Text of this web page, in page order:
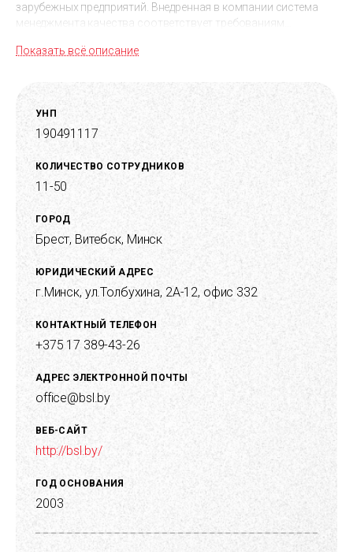
зарубежных предприятий. Внедренная в компании система
менеджмента качества соответствует требованиям
Показать всё описание
УНП
190491117
КОЛИЧЕСТВО СОТРУДНИКОВ
11-50
ГОРОД
Брест, Витебск, Минск
ЮРИДИЧЕСКИЙ АДРЕС
г.Минск, ул.Толбухина, 2А-12, офис 332
КОНТАКТНЫЙ ТЕЛЕФОН
+375 17 389-43-26
АДРЕС ЭЛЕКТРОННОЙ ПОЧТЫ
office@bsl.by
ВЕБ-САЙТ
http://bsl.by/
ГОД ОСНОВАНИЯ
2003